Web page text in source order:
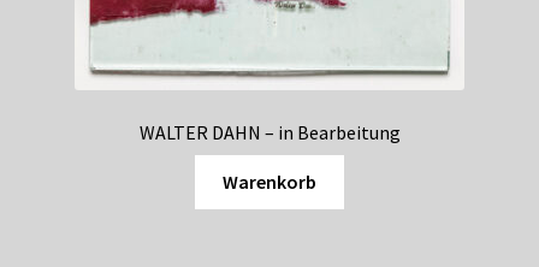
WALTER DAHN – in Bearbeitung
Warenkorb